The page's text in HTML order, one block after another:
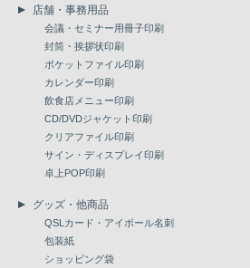
店舗・事務用品
会議・セミナー用冊子印刷
封筒・挨拶状印刷
ポケットファイル印刷
カレンダー印刷
飲食店メニュー印刷
CD/DVDジャケット印刷
クリアファイル印刷
サイン・ディスプレイ印刷
卓上POP印刷
グッズ・他商品
QSLカード・アイボール名刺
包装紙
ショッピング袋